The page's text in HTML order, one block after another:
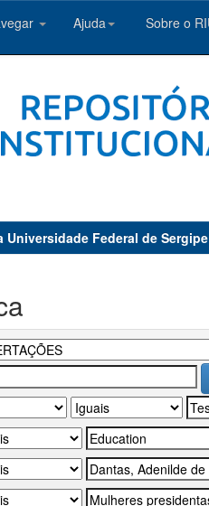
Ajuda Sobre o
Federal de Sergipe